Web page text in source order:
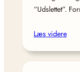
“Udslettet”.
Læs videre